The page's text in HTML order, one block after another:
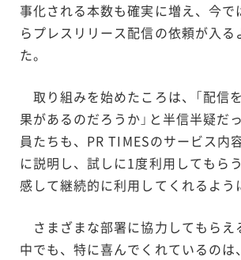
事化される本数も確実に増え、今で
らプレスリリース配信の依頼が入る
た。
取り組みを始めたころは、「配信
果があるのだろうか」と半信半疑だ
員たちも、PR TIMESのサービス内
に説明し、試しに1度利用してもら
感して継続的に利用してくれるよう
さまざまな部署に協力してもらえ
中でも、特に喜んでくれているのは